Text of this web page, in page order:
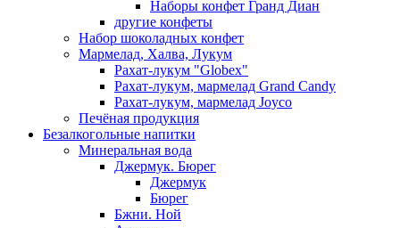
Наборы конфет Гранд Диан
другие конфеты
Набор шоколадных конфет
Мармелад, Халва, Лукум
Рахат-лукум "Globex"
Рахат-лукум, мармелад Grand Candy
Рахат-лукум, мармелад Joyco
Печёная продукция
Безалкогольные напитки
Минеральная вода
Джермук. Бюрег
Джермук
Бюрег
Бжни. Ной